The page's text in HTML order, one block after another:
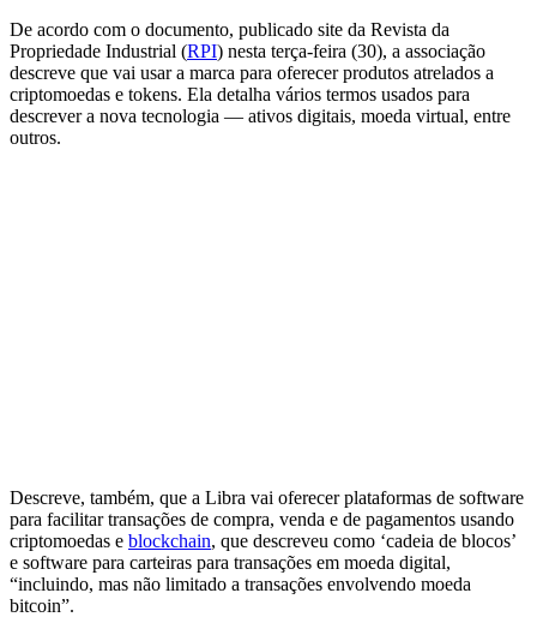
De acordo com o documento, publicado site da Revista da
Propriedade Industrial (RPI) nesta terça-feira (30), a associação
descreve que vai usar a marca para oferecer produtos atrelados a
criptomoedas e tokens. Ela detalha vários termos usados para
descrever a nova tecnologia — ativos digitais, moeda virtual, entre
outros.
Descreve, também, que a Libra vai oferecer plataformas de software
para facilitar transações de compra, venda e de pagamentos usando
criptomoedas e blockchain, que descreveu como ‘cadeia de blocos’
e software para carteiras para transações em moeda digital,
“incluindo, mas não limitado a transações envolvendo moeda
bitcoin”.